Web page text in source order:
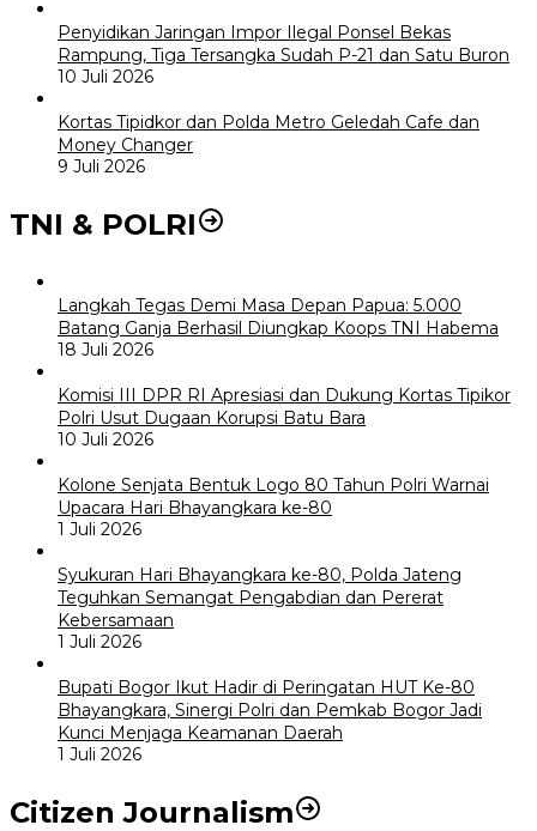
Penyidikan Jaringan Impor Ilegal Ponsel Bekas
Rampung, Tiga Tersangka Sudah P-21 dan Satu Buron
10 Juli 2026
Kortas Tipidkor dan Polda Metro Geledah Cafe dan
Money Changer
9 Juli 2026
TNI & POLRI
Langkah Tegas Demi Masa Depan Papua: 5.000
Batang Ganja Berhasil Diungkap Koops TNI Habema
18 Juli 2026
Komisi III DPR RI Apresiasi dan Dukung Kortas Tipikor
Polri Usut Dugaan Korupsi Batu Bara
10 Juli 2026
Kolone Senjata Bentuk Logo 80 Tahun Polri Warnai
Upacara Hari Bhayangkara ke-80
1 Juli 2026
Syukuran Hari Bhayangkara ke-80, Polda Jateng
Teguhkan Semangat Pengabdian dan Pererat
Kebersamaan
1 Juli 2026
Bupati Bogor Ikut Hadir di Peringatan HUT Ke-80
Bhayangkara, Sinergi Polri dan Pemkab Bogor Jadi
Kunci Menjaga Keamanan Daerah
1 Juli 2026
Citizen Journalism